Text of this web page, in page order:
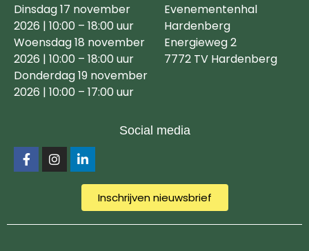
Dinsdag 17 november
2026 | 10:00 – 18:00 uur
Woensdag 18 november
2026 | 10:00 – 18:00 uur
Donderdag 19 november
2026 | 10:00 – 17:00 uur
Evenementenhal
Hardenberg
Energieweg 2
7772 TV Hardenberg
Social media
Inschrijven nieuwsbrief